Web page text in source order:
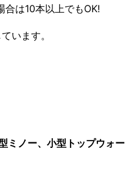
合は10本以上でもOK!
います。
ミノー、小型トップウォー